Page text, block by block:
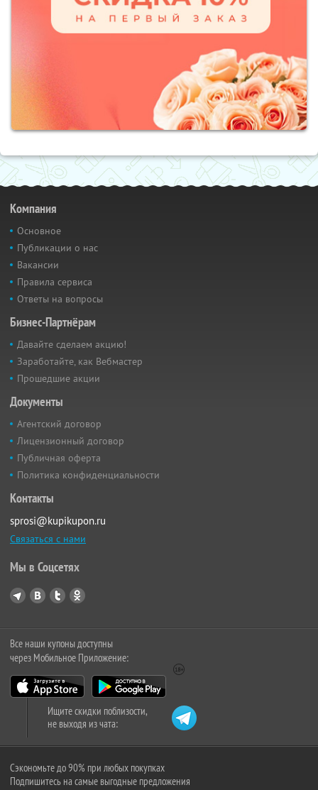
Компания
Основное
Публикации о нас
Вакансии
Правила сервиса
Ответы на вопросы
Бизнес-Партнёрам
Давайте сделаем акцию!
Заработайте, как Вебмастер
Прошедшие акции
Документы
Агентский договор
Лицензионный договор
Публичная оферта
Политика конфиденциальности
Контакты
sprosi@kupikupon.ru
Связаться с нами
Мы в Соцсетях
Все наши купоны доступны
через Мобильное Приложение:
Ищите скидки поблизости,
не выходя из чата:
Сэкономьте до 90% при любых покупках
Подпишитесь на самые выгодные предложения